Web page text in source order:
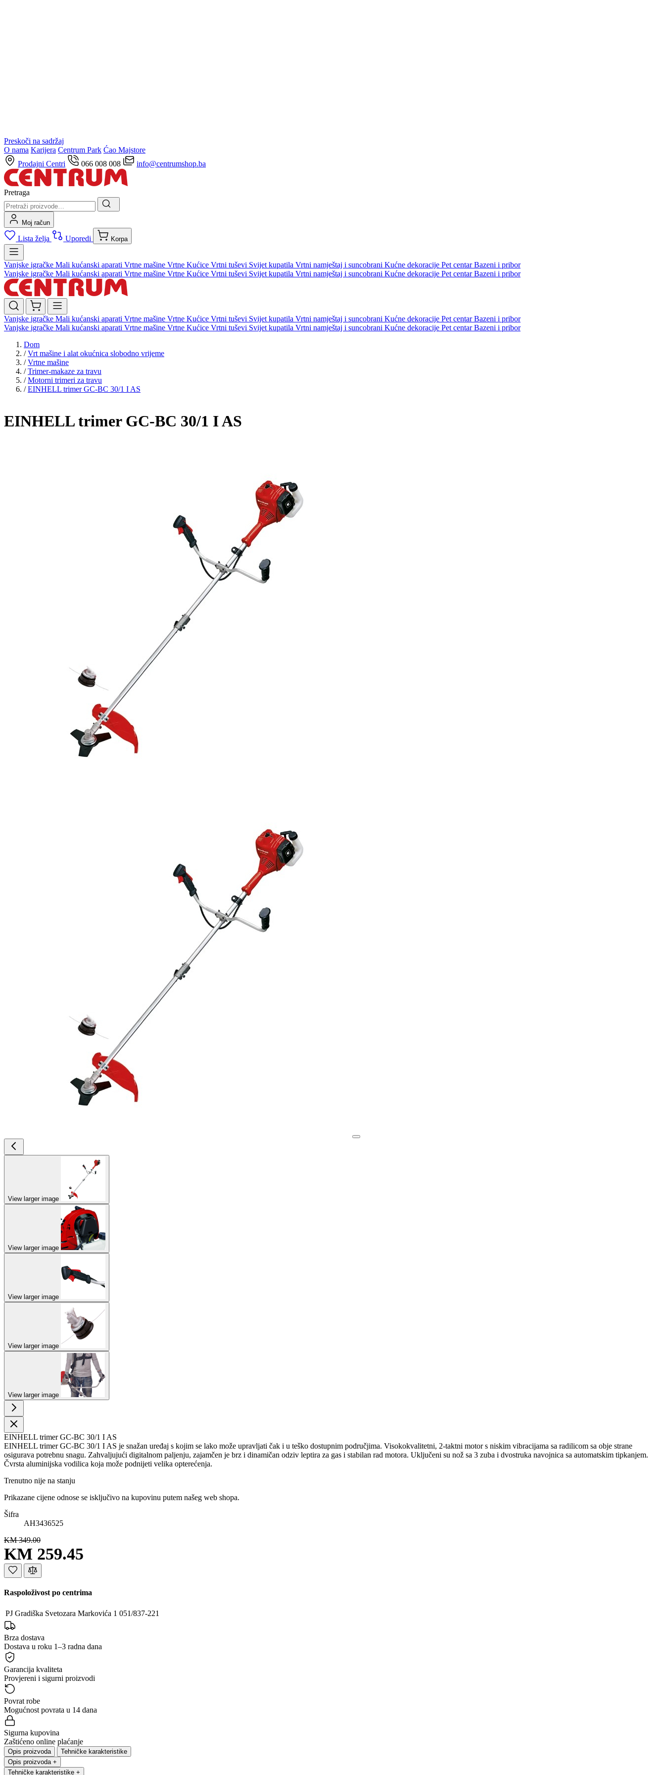
Preskoči na sadržaj
O nama Karijera Centrum Park Ćao Majstore
Prodajni Centri
066 008 008 info@centrumshop.ba
Pretraga
Moj račun
Lista želja Uporedi Korpa
Vanjske igračke Mali kućanski aparati Vrtne mašine Vrtne Kućice Vrtni tuševi Svijet kupatila Vrtni namještaj i suncobrani Kućne dekoracije Pet centarBazeni i pribor
Vanjske igračke Mali kućanski aparati Vrtne mašine Vrtne Kućice Vrtni tuševi Svijet kupatila Vrtni namještaj i suncobrani Kućne dekoracije Pet centarBazeni i pribor
Vanjske igračke Mali kućanski aparati Vrtne mašine Vrtne Kućice Vrtni tuševi Svijet kupatila Vrtni namještaj i suncobrani Kućne dekoracije Pet centarBazeni i pribor
Vanjske igračke Mali kućanski aparati Vrtne mašine Vrtne Kućice Vrtni tuševi Svijet kupatila Vrtni namještaj i suncobrani Kućne dekoracije Pet centarBazeni i pribor
Dom
/ Vrt mašine i alat okućnica slobodno vrijeme
/ Vrtne mašine
/ Trimer-makaze za travu
/ Motorni trimeri za travu
/ EINHELL trimer GC-BC 30/1 I AS
EINHELL trimer GC-BC 30/1 I AS
View larger image
View larger image
View larger image
View larger image
View larger image
EINHELL trimer GC-BC 30/1 I AS
EINHELL trimer GC-BC 30/1 I AS je snažan uređaj s kojim se lako može upravljati čak i u teško dostupnim područjima. Visokokvalitetni, 2-taktni motor s niskim vibracijama sa radilicom sa obje strane
osigurava potrebnu snagu. Zahvaljujući digitalnom paljenju, zajamčen je brz i dinamičan odziv leptira za gas i stabilan rad motora. Uključeni su nož sa 3 zuba i dvostruka navojnica sa automatskim tipkanjem.
Čvrsta aluminijska vodilica koja može podnijeti velika opterećenja.
Trenutno nije na stanju
Prikazane cijene odnose se isključivo na kupovinu putem našeg web shopa.
Šifra
AH3436525
KM 349.00
KM 259.45
Raspoloživost po centrima
PJ Gradiška Svetozara Markovića 1 051/837-221
Brza dostava
Dostava u roku 1–3 radna dana
Garancija kvaliteta
Provjereni i sigurni proizvodi
Povrat robe
Mogućnost povrata u 14 dana
Sigurna kupovina
Zaštićeno online plaćanje
Opis proizvoda
Tehničke karakteristike
Opis proizvoda +
Tehničke karakteristike +